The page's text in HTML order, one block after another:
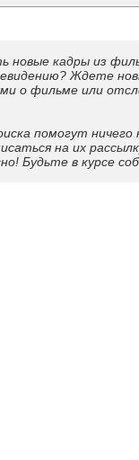
новые кадры из
Ждете
о фильме или
помогут
на их
Будьте в курсе